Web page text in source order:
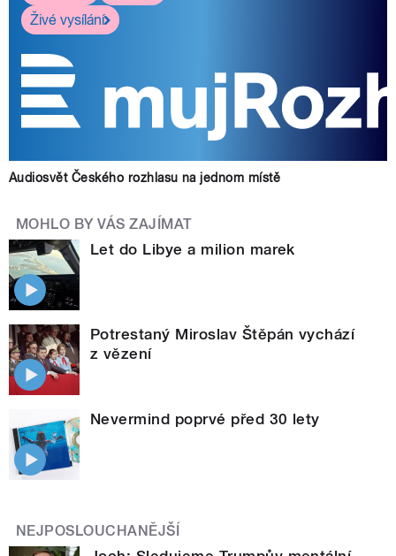
Živé vysílání
Audiosvět Českého rozhlasu na jednom místě
MOHLO BY VÁS ZAJÍMAT
Let do Libye a milion marek
Potrestaný Miroslav Štěpán vychází
z vězení
Nevermind poprvé před 30 lety
NEJPOSLOUCHANĚJŠÍ